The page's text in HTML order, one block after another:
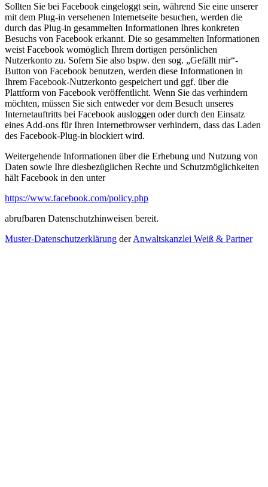
Sollten Sie bei Facebook eingeloggt sein, während Sie eine unserer
mit dem Plug-in versehenen Internetseite besuchen, werden die
durch das Plug-in gesammelten Informationen Ihres konkreten
Besuchs von Facebook erkannt. Die so gesammelten Informationen
weist Facebook womöglich Ihrem dortigen persönlichen
Nutzerkonto zu. Sofern Sie also bspw. den sog. „Gefällt mir“-
Button von Facebook benutzen, werden diese Informationen in
Ihrem Facebook-Nutzerkonto gespeichert und ggf. über die
Plattform von Facebook veröffentlicht. Wenn Sie das verhindern
möchten, müssen Sie sich entweder vor dem Besuch unseres
Internetauftritts bei Facebook ausloggen oder durch den Einsatz
eines Add-ons für Ihren Internetbrowser verhindern, dass das Laden
des Facebook-Plug-in blockiert wird.
Weitergehende Informationen über die Erhebung und Nutzung von
Daten sowie Ihre diesbezüglichen Rechte und Schutzmöglichkeiten
hält Facebook in den unter
https://www.facebook.com/policy.php
abrufbaren Datenschutzhinweisen bereit.
Muster-Datenschutzerklärung derAnwaltskanzlei Weiß & Partner